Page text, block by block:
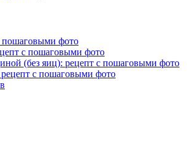
пошаговыми фото
с пошаговыми фото
(без яиц): рецепт с пошаговыми фото
с пошаговыми фото